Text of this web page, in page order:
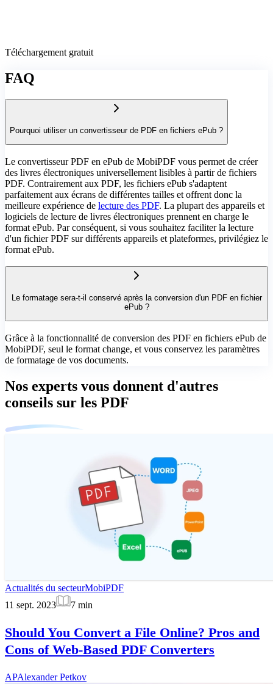
Téléchargement gratuit
FAQ
Pourquoi utiliser un convertisseur de PDF en fichiers ePub ?
Le convertisseur PDF en ePub de MobiPDF vous permet de créer
des livres électroniques universellement lisibles à partir de fichiers
PDF. Contrairement aux PDF, les fichiers ePub s'adaptent
parfaitement aux écrans de différentes tailles et offrent donc la
meilleure expérience de lecture des PDF. La plupart des appareils et
logiciels de lecture de livres électroniques prennent en charge le
format ePub. Par conséquent, si vous souhaitez faciliter la lecture
d'un fichier PDF sur différents appareils et plateformes, privilégiez le
format ePub.
Le formatage sera-t-il conservé après la conversion d'un PDF en fichier
ePub ?
Grâce à la fonctionnalité de conversion des PDF en fichiers ePub de
MobiPDF, seul le format change, et vous conservez les paramètres
de formatage de vos documents.
Nos experts vous donnent d'autres
conseils sur les PDF
Actualités du secteurMobiPDF
11 sept. 2023
7 min
Should You Convert a File Online? Pros and
Cons of Web-Based PDF Converters
APAlexander Petkov